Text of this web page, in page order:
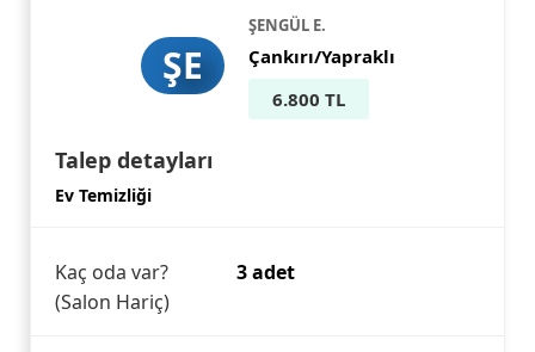
ŞE
ŞENGÜL E.
Çankırı/Yapraklı
6.800 TL
Talep detayları
Ev Temizliği
Kaç oda var?
(Salon Hariç)
3 adet